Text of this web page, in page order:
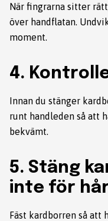
När fingrarna sitter
över handflatan.
moment.
4.
Innan du stänger
runt handleden så att
bekvämt.
5. Stäng
inte för
Fäst kardborren så att